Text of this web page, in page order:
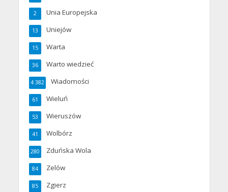
Unia Europejska
2
Uniejów
13
Warta
15
Warto wiedzieć
36
Wiadomości
4 382
Wieluń
61
Wieruszów
53
Wolbórz
41
Zduńska Wola
280
Zelów
84
Zgierz
85